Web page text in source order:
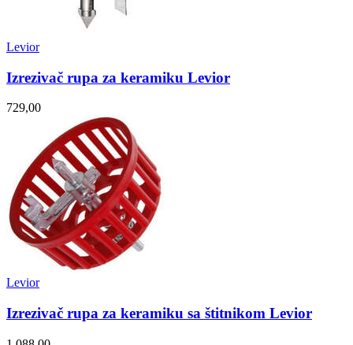
Levior
Izrezivač rupa za keramiku Levior
729,00
Levior
Izrezivač rupa za keramiku sa štitnikom Levior